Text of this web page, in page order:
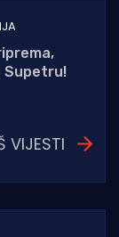
Supetru!
VIJESTI